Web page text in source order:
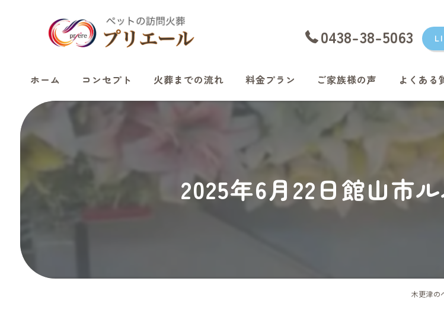
0438-38-5063
ホーム コンセプト 火葬までの流れ 料金プラン ご家族様の声 よくある
2025年6月22日館山市
木更津の